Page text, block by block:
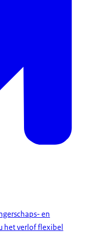
en
het verlof flexibel